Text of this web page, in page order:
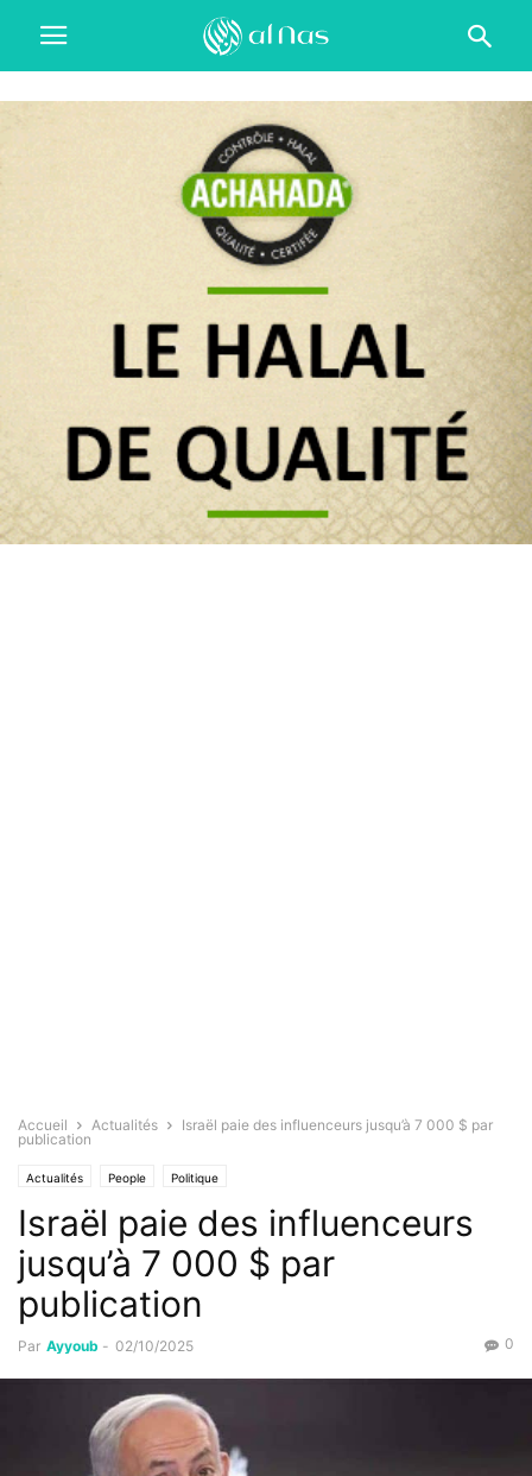
Accueil Actualités
Israël paie des influenceurs jusqu’à 7 000 $ par
publication
Actualités People Politique
Israël paie des influenceurs
jusqu’à 7 000 $ par
publication
Par Ayyoub - 02/10/2025 0